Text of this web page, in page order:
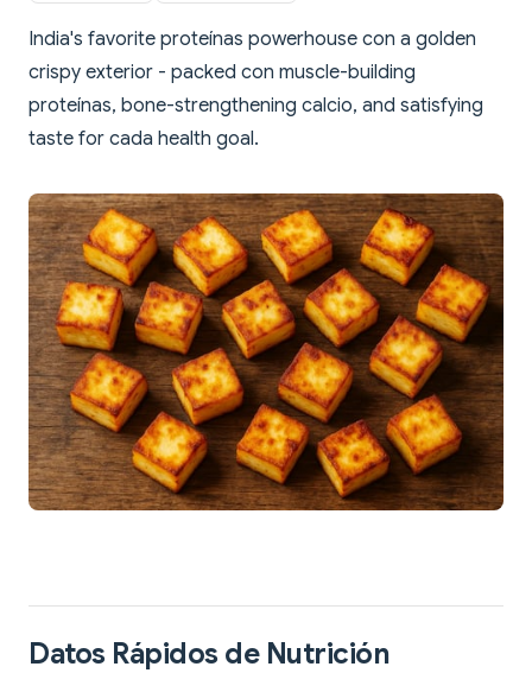
India's favorite proteínas powerhouse con a golden
crispy exterior - packed con muscle-building
proteínas, bone-strengthening calcio, and satisfying
taste for cada health goal.
Datos Rápidos de Nutrición